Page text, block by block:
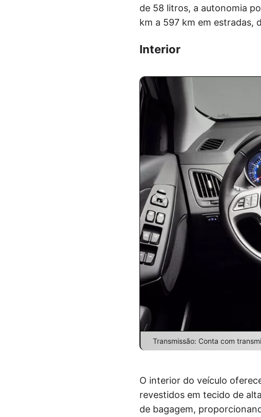
de 58 litros, a autonomia
km a 597 km em estradas,
Interior
Transmissão: Conta com
O interior do veículo
revestidos em tecido de
de bagagem,